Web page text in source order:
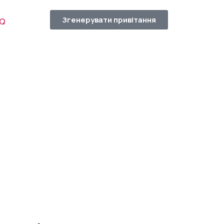
Згенерувати привітання